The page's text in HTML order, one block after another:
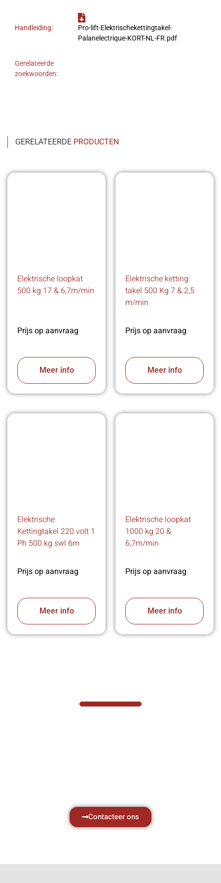
Handleiding:
Pro-lift-Elektrischekettingtakel-
Palanelectrique-KORT-NL-FR.pdf
Gerelateerde
zoekwoorden:
GERELATEERDE PRODUCTEN
Elektrische loopkat
500 kg 17 & 6,7m/min
Prijs op aanvraag
Meer info
Elektrische ketting
takel 500 Kg 7 & 2,5
m/min
Prijs op aanvraag
Meer info
Elektrische
Kettingtakel 220 volt 1
Ph 500 kg swl 6m
Prijs op aanvraag
Meer info
Elektrische loopkat
1000 kg 20 &
6,7m/min
Prijs op aanvraag
Meer info
Contacteer ons